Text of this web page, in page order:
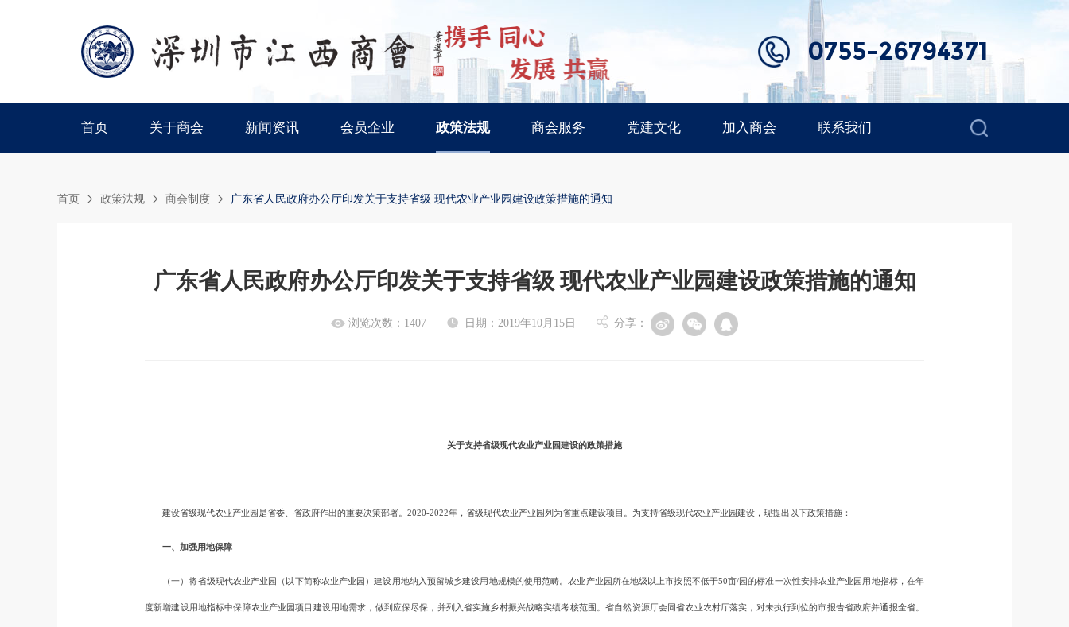
携手同心
发展共赢
0755-26794371
首页 关于商会 新闻资讯 会员企业 政策法规 商会服务 党建文化 加入商会 联系我们
首页 政策法规 商会制度 广东省人民政府办公厅印发关于支持省级 现代农业产业园建设政策措施的通知
广东省人民政府办公厅印发关于支持省级 现代农业产业园建设政策措施的通知
浏览次数：1407 日期：2019年10月15日 分享：
关于支持省级现代农业产业园建设的政策措施
建设省级现代农业产业园是省委、省政府作出的重要决策部署。2020-2022年，省级现代农业产业园列为省重点建设项目。为支持省级现代农业产业园建设，现提出以下政策措施：
一、加强用地保障
（一）将省级现代农业产业园（以下简称农业产业园）建设用地纳入预留城乡建设用地规模的使用范畴。农业产业园所在地级以上市按照不低于50亩/园的标准一次性安排农业产业园用地指标，在年
度新增建设用地指标中保障农业产业园项目建设用地需求，做到应保尽保，并列入省实施乡村振兴战略实绩考核范围。省自然资源厅会同省农业农村厅落实，对未执行到位的市报告省政府并通报全省。